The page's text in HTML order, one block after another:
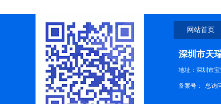
网站首页
深圳市天
地址：深圳市
备案号： 总访